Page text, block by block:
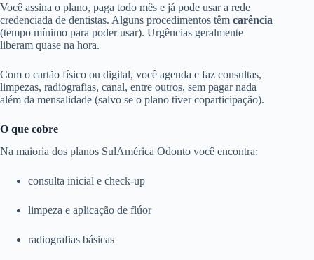
Você assina o plano, paga todo mês e já pode usar a rede
credenciada de dentistas. Alguns procedimentos têm carência
(tempo mínimo para poder usar). Urgências geralmente
liberam quase na hora.
Com o cartão físico ou digital, você agenda e faz consultas,
limpezas, radiografias, canal, entre outros, sem pagar nada
além da mensalidade (salvo se o plano tiver coparticipação).
O que cobre
Na maioria dos planos SulAmérica Odonto você encontra:
consulta inicial e check-up
limpeza e aplicação de flúor
radiografias básicas